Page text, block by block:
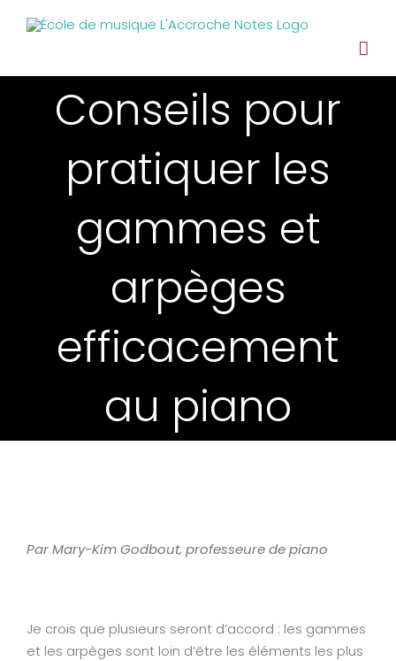
Conseils pour
pratiquer les
gammes et
arpèges
efficacement
au piano
Larger
Par Mary-Kim Godbout, professeure de piano
Je crois que plusieurs seront d’accord : les gammes
et les arpèges sont loin d’être les éléments les plus